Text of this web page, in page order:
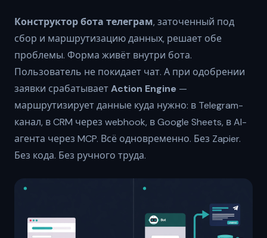
Конструктор бота телеграм, заточенный под
сбор и маршрутизацию данных, решает обе
проблемы. Форма живёт внутри бота.
Пользователь не покидает чат. А при одобрении
заявки срабатываетAction Engine —
маршрутизирует данные куда нужно: в Telegram-
канал, в CRM через webhook, в Google Sheets, в AI-
агента через MCP. Всё одновременно. Без Zapier.
Без кода. Без ручного труда.